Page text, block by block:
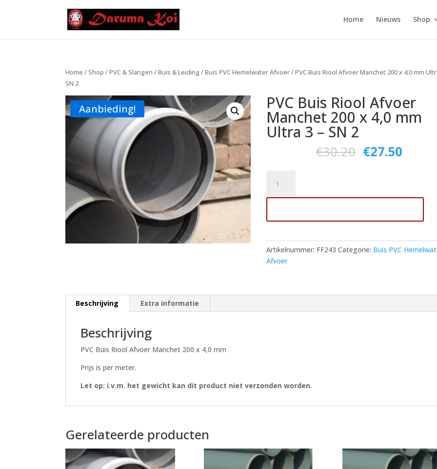
Home Nieuws Shop
Home /Shop /PVC & Slangen /Buis & Leiding /Buis PVC Hemelwater Afvoer/ PVC Buis Riool Afvoer Manchet 200 x 4,0 mm
SN 2
Aanbieding! PVC Buis Riool Afvoer
Manchet 200 x 4,0 mm
Ultra 3 – SN 2
€30.20 €27.50
Buis
Riool
Manchet
x
4,0
mm
SN
Artikelnummer: FF243 Categorie: Buis PVC
Afvoer
Beschrijving Extra informatie
Beschrijving
PVC Buis Riool Afvoer Manchet 200 x 4,0 mm
Prijs is per meter.
Let op: i.v.m. het gewicht kan dit product niet verzonden worden.
Gerelateerde producten